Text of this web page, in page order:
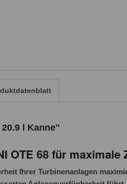
l Kanne"
OTE 68 für maximale
Ihrer Turbinenanlagen